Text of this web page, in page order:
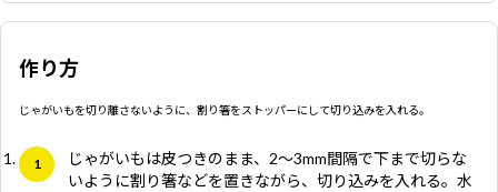
作り方
じゃがいもを切り離さないように、割り箸をストッパーにして切り込みを入れる。
じゃがいもは皮つきのまま、2〜3mm間隔で下まで切らな
いように割り箸などを置きながら、切り込みを入れる。水